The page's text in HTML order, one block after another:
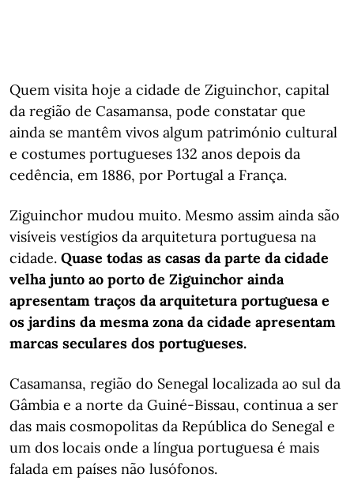
Quem visita hoje a cidade de Ziguinchor, capital
da região de Casamansa, pode constatar que
ainda se mantêm vivos algum património cultural
e costumes portugueses 132 anos depois da
cedência, em 1886, por Portugal a França.
Ziguinchor mudou muito. Mesmo assim ainda são
visíveis vestígios da arquitetura portuguesa na
cidade. Quase todas as casas da parte da cidade
velha junto ao porto de Ziguinchor ainda
apresentam traços da arquitetura portuguesa e
os jardins da mesma zona da cidade apresentam
marcas seculares dos portugueses.
Casamansa, região do Senegal localizada ao sul da
Gâmbia e a norte da Guiné-Bissau, continua a ser
das mais cosmopolitas da República do Senegal e
um dos locais onde a língua portuguesa é mais
falada em países não lusófonos.